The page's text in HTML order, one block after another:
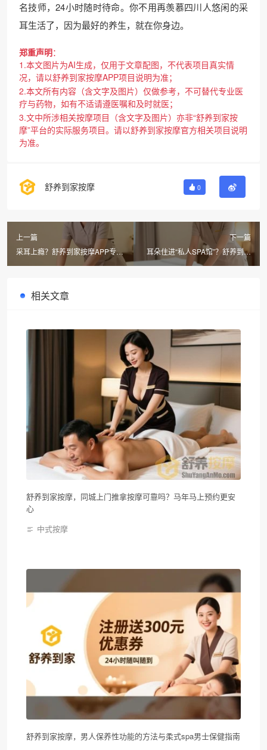
名技师，24小时随时待命。你不用再羡慕四川人悠闲的采
耳生活了，因为最好的养生，就在你身边。
郑重声明：
1.本文图片为AI生成，仅用于文章配图，不代表项目真实情
况，请以舒养到家按摩APP项目说明为准；
2.本文所有内容（含文字及图片）仅做参考，不可替代专业医
疗与药物，如有不适请遵医嘱和及时就医；
3.文中所涉相关按摩项目（含文字及图片）亦非“舒养到家按
摩”平台的实际服务项目。请以舒养到家按摩官方相关项目说明
为准。
舒养到家按摩 0
上一篇
采耳上瘾？舒养到家按摩APP专业
采耳，沉浸放松仅需218元
下一篇
耳朵住进“私人SPA馆”？舒养到家
按摩川式采耳让你上瘾
相关文章
舒养到家按摩，同城上门推拿按摩可靠吗？马年马上预约更安
心
中式按摩
舒养到家按摩，男人保养性功能的方法与柔式spa男士保健指南